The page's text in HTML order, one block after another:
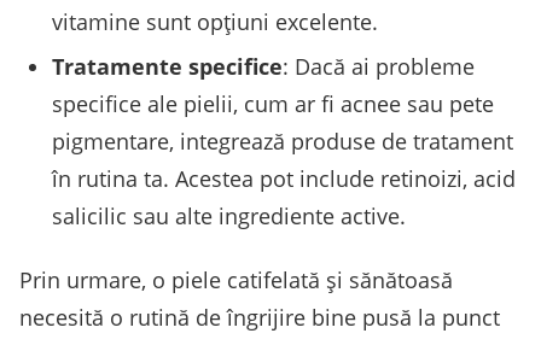
vitamine sunt opțiuni excelente.
Tratamente specifice: Dacă ai probleme
specifice ale pielii, cum ar fi acnee sau pete
pigmentare, integrează produse de tratament
în rutina ta. Acestea pot include retinoizi, acid
salicilic sau alte ingrediente active.
Prin urmare, o piele catifelată și sănătoasă
necesită o rutină de îngrijire bine pusă la punct